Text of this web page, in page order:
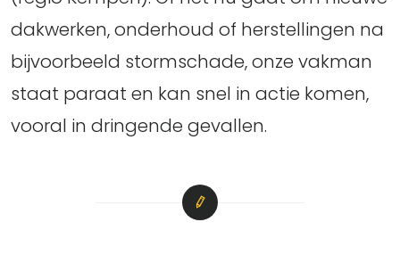
dakwerken, onderhoud of herstellingen na
bijvoorbeeld stormschade, onze vakman
staat paraat en kan snel in actie komen,
vooral in dringende gevallen.